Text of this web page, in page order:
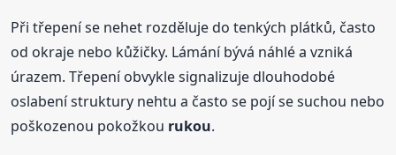
Při třepení se nehet rozděluje do tenkých plátků, často
od okraje nebo kůžičky. Lámání bývá náhlé a vzniká
úrazem. Třepení obvykle signalizuje dlouhodobé
oslabení struktury nehtu a často se pojí se suchou nebo
poškozenou pokožkou rukou.